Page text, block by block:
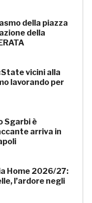
della piazza
della
vicini alla
lavorando per
Sgarbi è
arriva in
Home 2026/27:
l’ardore negli